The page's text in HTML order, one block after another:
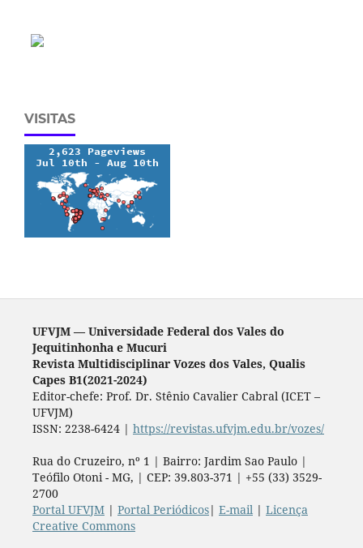
VISITAS
UFVJM — Universidade Federal dos Vales do
Jequitinhonha e Mucuri
Revista Multidisciplinar Vozes dos Vales, Qualis
Capes B1(2021-2024)
Editor-chefe: Prof. Dr. Stênio Cavalier Cabral (ICET –
UFVJM)
ISSN: 2238-6424 | https://revistas.ufvjm.edu.br/vozes/
Rua do Cruzeiro, nº 1 | Bairro: Jardim Sao Paulo |
Teófilo Otoni - MG, | CEP: 39.803-371 | +55 (33) 3529-
2700
Portal UFVJM| Portal Periódicos| E-mail| Licença
Creative Commons